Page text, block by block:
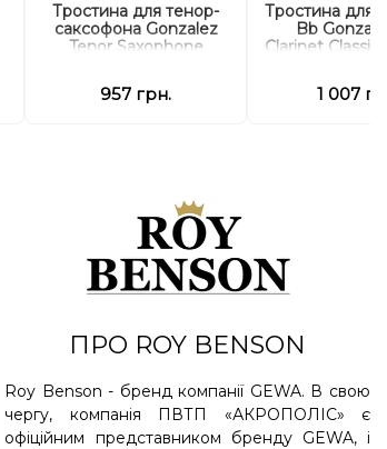
Тростина для тенор-
саксофона Gonzalez
Tenor Saxophone
957 грн.
Тростина для
Bb
Clarinet Classic
1 007
ПРО ROY BENSON
Roy Benson - бренд компанії GEWA. В свою
чергу, компанія ПВТП «АКРОПОЛІС» є
офіційним представником бренду GEWA, і